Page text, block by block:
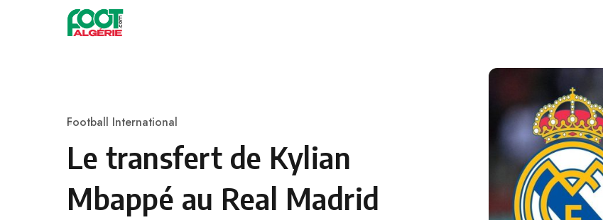
Skip to content
Category
Football International
Le transfert de Kylian
Mbappé au Real Madrid